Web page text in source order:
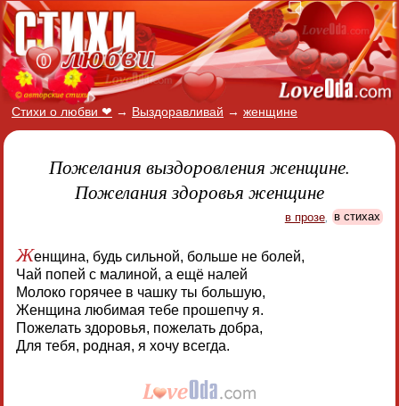
Стихи о любви ❤ → Выздоравливай → женщине
Пожелания выздоровления женщине.
Пожелания здоровья женщине
в прозе, в стихах
Женщина, будь сильной, больше не болей,
Чай попей с малиной, а ещё налей
Молоко горячее в чашку ты большую,
Женщина любимая тебе прошепчу я.
Пожелать здоровья, пожелать добра,
Для тебя, родная, я хочу всегда.